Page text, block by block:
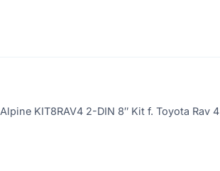
Alpine KIT8RAV4 2-DIN 8″ Kit f. Toyota Rav 4